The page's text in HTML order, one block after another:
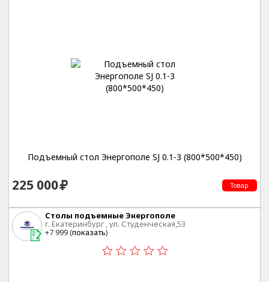
Подъемный стол Энергополе SJ 0.1-3 (800*500*450)
225 000 Товар
Столы подъемные Энергополе
г. Екатеринбург , ул. Студенческая,53
+7 999 (показать)